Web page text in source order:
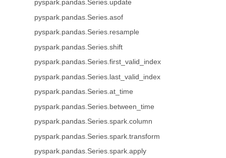
pyspark.pandas.Series.update
pyspark.pandas.Series.asof
pyspark.pandas.Series.resample
pyspark.pandas.Series.shift
pyspark.pandas.Series.first_valid_index
pyspark.pandas.Series.last_valid_index
pyspark.pandas.Series.at_time
pyspark.pandas.Series.between_time
pyspark.pandas.Series.spark.column
pyspark.pandas.Series.spark.transform
pyspark.pandas.Series.spark.apply